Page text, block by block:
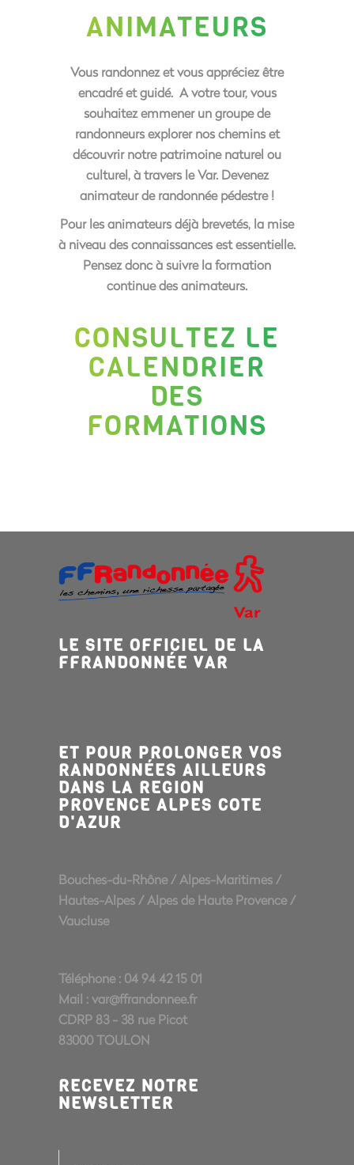
ANIMATEURS
Vous randonnez et vous appréciez être
encadré et guidé. A votre tour, vous
souhaitez emmener un groupe de
randonneurs explorer nos chemins et
découvrir notre patrimoine naturel ou
culturel, à travers le Var. Devenez
animateur de randonnée pédestre !
Pour les animateurs déjà brevetés, la mise
à niveau des connaissances est essentielle.
Pensez donc à suivre la formation
continue des animateurs.
CONSULTEZ LE
CALENDRIER
DES
FORMATIONS
LE SITE OFFICIEL DE LA
FFRANDONNÉE VAR
ET POUR PROLONGER VOS
RANDONNÉES AILLEURS
DANS LA REGION
PROVENCE ALPES COTE
D'AZUR
Bouches-du-Rhône / Alpes-Maritimes /
Hautes-Alpes / Alpes de Haute Provence /
Vaucluse
Téléphone : 04 94 42 15 01
Mail : var@ffrandonnee.fr
CDRP 83 - 38 rue Picot
83000 TOULON
RECEVEZ NOTRE
NEWSLETTER